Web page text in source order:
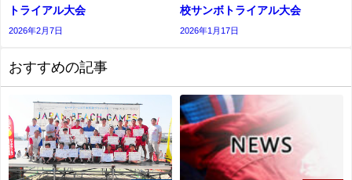
トライアル大会
2026年2月7日
校サンボトライアル大会
2026年1月17日
おすすめの記事